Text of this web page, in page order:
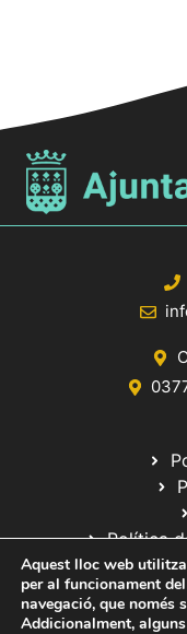
Política
Aquest lloc web
per al funcionament
navegació, que només
Addicionalment,